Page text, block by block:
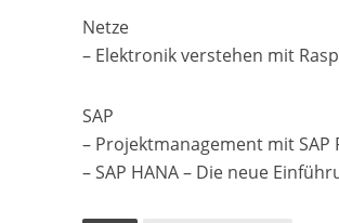
Netze
– Elektronik verstehen mit
SAP
– Projektmanagement mit SAP
– SAP HANA – Die neue